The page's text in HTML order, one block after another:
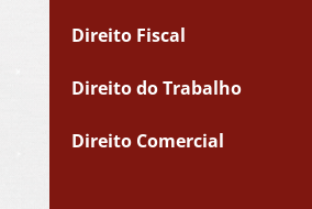
Direito Fiscal
Direito do Trabalho
Direito Comercial